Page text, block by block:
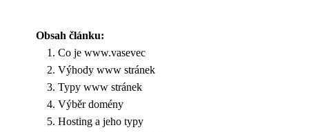
Obsah článku:
Co je www.vasevec
Výhody www stránek
Typy www stránek
Výběr domény
Hosting a jeho typy